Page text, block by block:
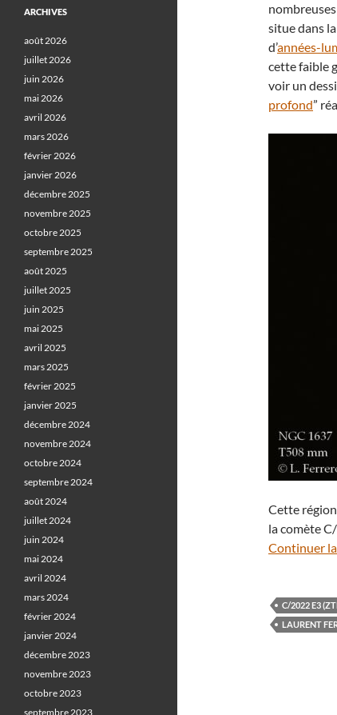
situe dans
d’années-
cette faible
voir un
profond”
Cette région
la comète
Continuer
C/2022 E3
LAURENT
ARCHIVES
août 2026
juillet 2026
juin 2026
mai 2026
avril 2026
mars 2026
février 2026
janvier 2026
décembre 2025
novembre 2025
octobre 2025
septembre 2025
août 2025
juillet 2025
juin 2025
mai 2025
avril 2025
mars 2025
février 2025
janvier 2025
décembre 2024
novembre 2024
octobre 2024
septembre 2024
août 2024
juillet 2024
juin 2024
mai 2024
avril 2024
mars 2024
février 2024
janvier 2024
décembre 2023
novembre 2023
octobre 2023
septembre 2023